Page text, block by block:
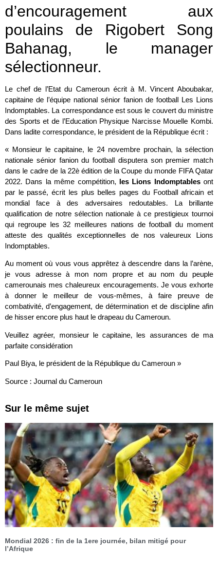
d’encouragement aux
poulains de Rigobert Song
Bahanag, le manager
sélectionneur.
Le chef de l’Etat du Cameroun écrit à M. Vincent Aboubakar,
capitaine de l’équipe national sénior fanion de football Les Lions
Indomptables. La correspondance est sous le couvert du ministre
des Sports et de l’Education Physique Narcisse Mouelle Kombi.
Dans ladite correspondance, le président de la République écrit :
« Monsieur le capitaine, le 24 novembre prochain, la sélection
nationale sénior fanion du football disputera son premier match
dans le cadre de la 22è édition de la Coupe du monde FIFA Qatar
2022. Dans la même compétition, les Lions Indomptables ont
par le passé, écrit les plus belles pages du Football africain et
mondial face à des adversaires redoutables. La brillante
qualification de notre sélection nationale à ce prestigieux tournoi
qui regroupe les 32 meilleures nations de football du moment
atteste des qualités exceptionnelles de nos valeureux Lions
Indomptables.
Au moment où vous vous apprêtez à descendre dans la l’arène,
je vous adresse à mon nom propre et au nom du peuple
camerounais mes chaleureux encouragements. Je vous exhorte
à donner le meilleur de vous-mêmes, à faire preuve de
combativité, d’engagement, de détermination et de discipline afin
de hisser encore plus haut le drapeau du Cameroun.
Veuillez agréer, monsieur le capitaine, les assurances de ma
parfaite considération
Paul Biya, le président de la République du Cameroun »
Source : Journal du Cameroun
Sur le même sujet
Mondial 2026 : fin de la 1ere journée, bilan mitigé pour
l’Afrique